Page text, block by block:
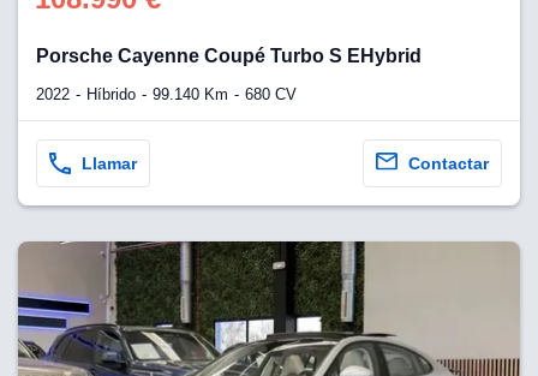
Porsche Cayenne Coupé Turbo S EHybrid
2022 Híbrido 99.140 Km 680 CV
Llamar Contactar